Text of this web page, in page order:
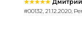
★★★★★
#00132, 21.12.2020,